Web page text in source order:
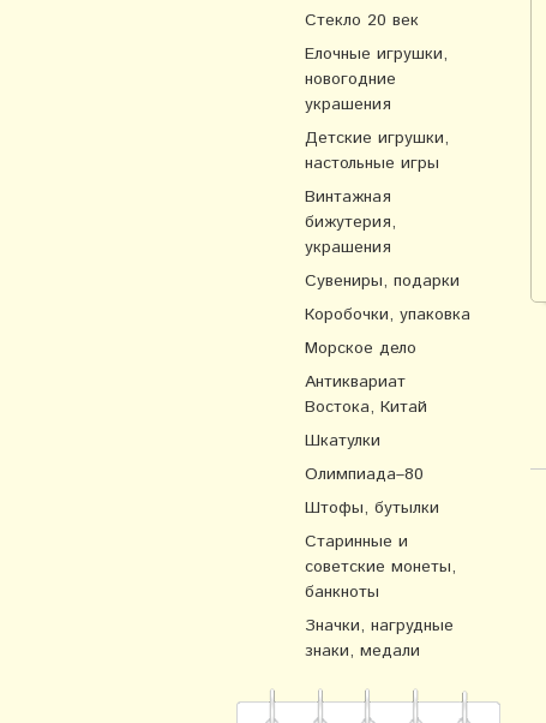
Стекло 20 век
Елочные игрушки,
новогодние
украшения
Детские игрушки,
настольные игры
Винтажная
бижутерия,
украшения
Сувениры, подарки
Коробочки, упаковка
Морское дело
Антиквариат
Востока, Китай
Шкатулки
Олимпиада–80
Штофы, бутылки
Старинные и
советские монеты,
банкноты
Значки, нагрудные
знаки, медали